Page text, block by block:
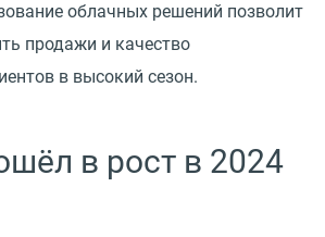
облачных решений позволит
продажи и качество
в высокий сезон.
в рост в 2024